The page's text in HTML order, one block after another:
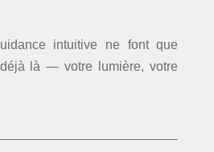
intuitive ne font que
là — votre lumière, votre